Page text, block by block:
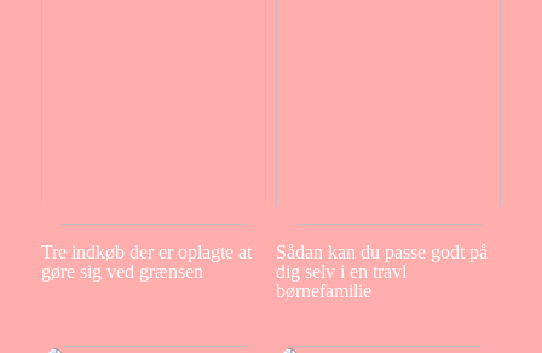
Tre indkøb der er oplagte at
gøre sig ved grænsen
Sådan kan du passe godt på
dig selv i en travl
børnefamilie